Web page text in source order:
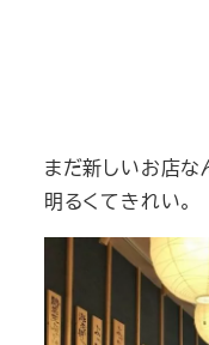
まだ新しいお店な
明るくてきれい。